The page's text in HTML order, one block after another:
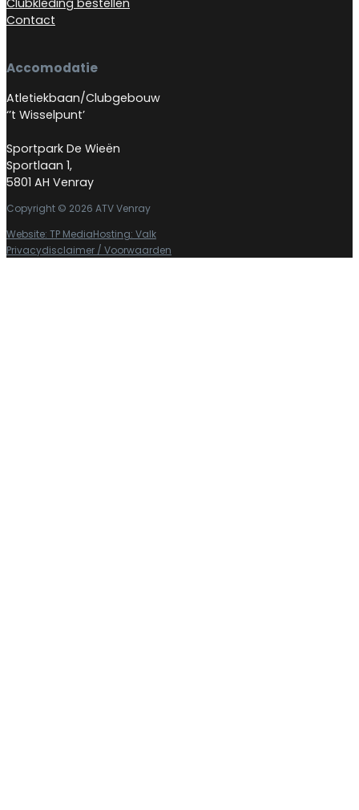
Clubkleding bestellen
Contact
Accomodatie
Atletiekbaan/Clubgebouw
‘’t Wisselpunt’
Sportpark De Wieën
Sportlaan 1,
5801 AH Venray
Copyright © 2026 ATV Venray
Website: TP MediaHosting: Valk
Privacydisclaimer / Voorwaarden